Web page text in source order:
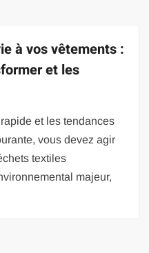
à vos vêtements :
et les
et les tendances
vous devez agir
textiles
majeur,